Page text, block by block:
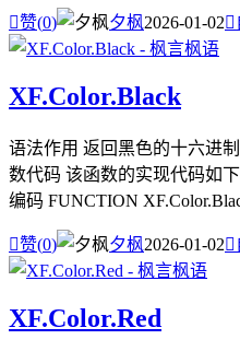
赞(0) 夕枫2026-01-02
XF.Color.Black
语法作用 返回黑色的十六进
数代码 该函数的实现代码如
编码 FUNCTION
赞(0) 夕枫2026-01-02
XF.Color.Red